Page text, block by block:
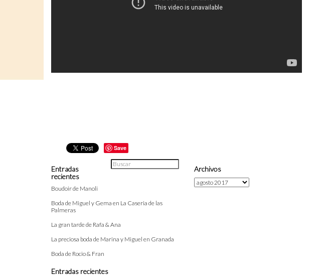
Save
Entradas
recientes
Boudoir de Manoli
Boda de Miguel y Gema en La Caseria de las
Palmeras
La gran tarde de Rafa & Ana
La preciosa boda de Marina y Miguel en Granada
Boda de Rocio & Fran
Entradas recientes
Archivos
Archivos